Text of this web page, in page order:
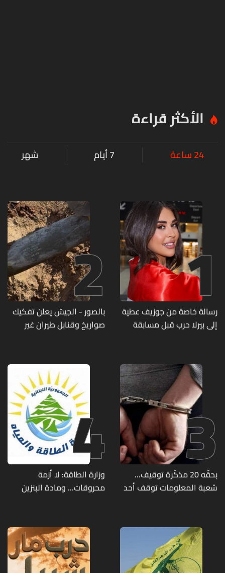
الأكثر قراءة
24 ساعة 7 أيام شهر
1
رسالة خاصة من جوزيف عطية
إلى بيرلا حرب قبل مسابقة
2
بالصور - الجيش يعلن تفكيك
صواريخ وقنابل طيران غير
3بحقّه 20 مذكّرة توقيف...
شعبة المعلومات توقف أحد
4
وزارة الطاقة: لا أزمة
محروقات... ومادة البنزين